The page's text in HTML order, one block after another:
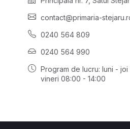
contact@primaria-
0240 564 809
0240 564 990
Program de lucru: luni - joi
vineri 08:00 - 14:00